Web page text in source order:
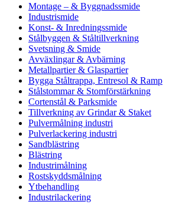
Montage – & Byggnadssmide
Industrismide
Konst- & Inredningssmide
Stålbyggen & Ståltillverkning
Svetsning & Smide
Avväxlingar & Avbärning
Metallpartier & Glaspartier
Bygga Ståltrappa, Entresol & Ramp
Stålstommar & Stomförstärkning
Cortenstål & Parksmide
Tillverkning av Grindar & Staket
Pulvermålning industri
Pulverlackering industri
Sandblästring
Blästring
Industrimålning
Rostskyddsmålning
Ytbehandling
Industrilackering